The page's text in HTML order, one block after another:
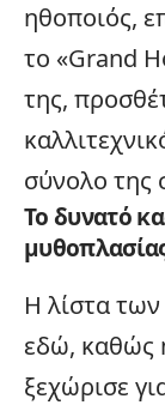
ηθοποιός,
το «Grand
της,
σύνολο της
Το δυνατό
Η λίστα
εδώ, καθώς
ξεχώρισε